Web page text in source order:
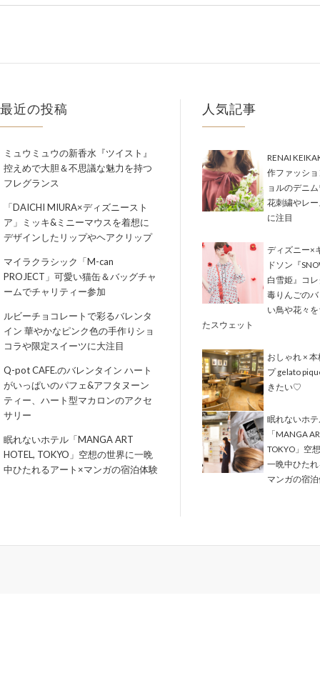
最近の投稿
ミュウミュウの新香水『ツイスト』
控えめで大胆＆不思議な魅力を持つ
フレグランス
「DAICHI MIURA×ディズニースト
ア」ミッキ&ミニーマウスを着想に
デザインしたリップやヘアクリップ
マイラクラシック「M-can
PROJECT」可愛い猫缶＆バッグチャ
ームでチャリティー参加
ルビーチョコレートで彩るバレンタ
イン 華やかなピンク色の手作りショ
コラや限定スイーツに大注目
Q-pot CAFE.のバレンタイン ハート
がいっぱいのパフェ&アフタヌーン
ティー、ハート型マカロンのアクセ
サリー
眠れないホテル「MANGA ART
HOTEL, TOKYO」空想の世界に一晩
中ひたれるアート×マンガの宿泊体験
人気記事
RENAI
作ファッショ
ョルのデニ
花刺繍やレ
に注目
ディズニー×
ドソン『
白雪姫』コ
毒りんごの
い鳥や花々
たスウェット
おしゃれ ×
プ gelato
きたい♡
眠れないホテ
「MANGA
TOKYO」空
一晩中ひた
マンガの宿